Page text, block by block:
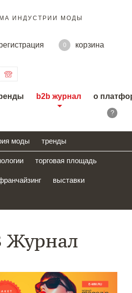
ИНДУСТРИИ МОДЫ
0
корзина
b2b журнал о
?
моды тренды
торговая площадь
выставки
Журнал